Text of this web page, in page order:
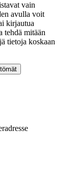
vain
avulla voit
kirjautua
tehdä mitään
tietoja koskaan